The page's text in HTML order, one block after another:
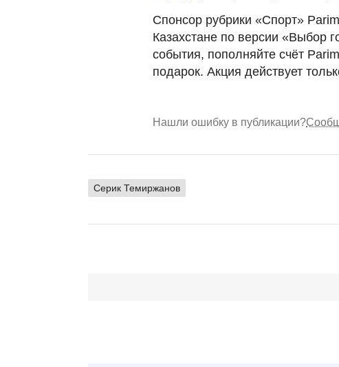
Спонсор рубрики «Спорт»
Казахстане по версии «Выбор
события, пополняйте счёт
подарок. Акция действует
Нашли ошибку в публикации?
Серик Темиржанов